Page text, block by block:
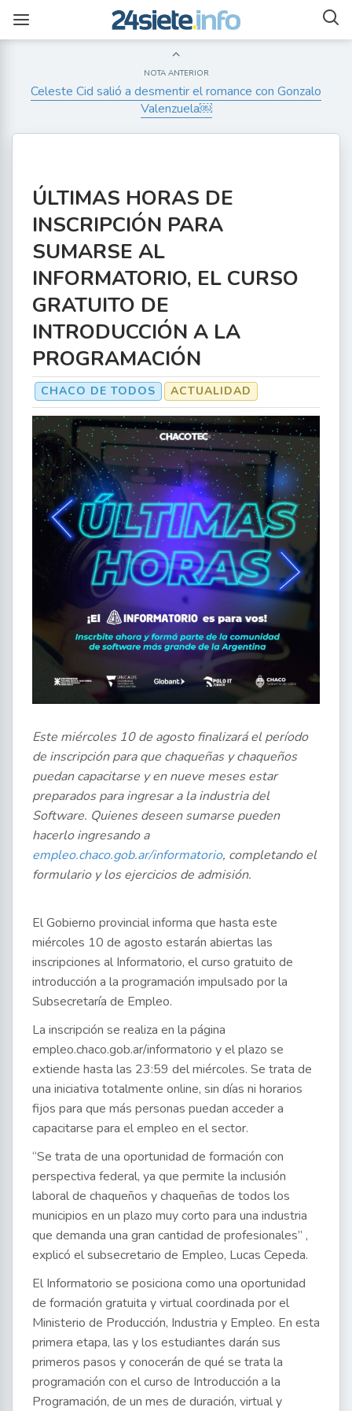
NOTA ANTERIOR
Celeste Cid salió a desmentir el romance con Gonzalo
Valenzuela￼
ÚLTIMAS HORAS DE
INSCRIPCIÓN PARA
SUMARSE AL
INFORMATORIO, EL CURSO
GRATUITO DE
INTRODUCCIÓN A LA
PROGRAMACIÓN
CHACO DE TODOS ACTUALIDAD
Este miércoles 10 de agosto finalizará el período
de inscripción para que chaqueñas y chaqueños
puedan capacitarse y en nueve meses estar
preparados para ingresar a la industria del
Software. Quienes deseen sumarse pueden
hacerlo ingresando a
empleo.chaco.gob.ar/informatorio, completando el
formulario y los ejercicios de admisión.
El Gobierno provincial informa que hasta este
miércoles 10 de agosto estarán abiertas las
inscripciones al Informatorio, el curso gratuito de
introducción a la programación impulsado por la
Subsecretaría de Empleo.
La inscripción se realiza en la página
empleo.chaco.gob.ar/informatorio y el plazo se
extiende hasta las 23:59 del miércoles. Se trata de
una iniciativa totalmente online, sin días ni horarios
fijos para que más personas puedan acceder a
capacitarse para el empleo en el sector.
“Se trata de una oportunidad de formación con
perspectiva federal, ya que permite la inclusión
laboral de chaqueños y chaqueñas de todos los
municipios en un plazo muy corto para una industria
que demanda una gran cantidad de profesionales” ,
explicó el subsecretario de Empleo, Lucas Cepeda.
El Informatorio se posiciona como una oportunidad
de formación gratuita y virtual coordinada por el
Ministerio de Producción, Industria y Empleo. En esta
primera etapa, las y los estudiantes darán sus
primeros pasos y conocerán de qué se trata la
programación con el curso de Introducción a la
Programación, de un mes de duración, virtual y